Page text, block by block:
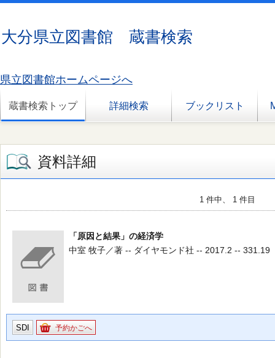
大分県立図書館 蔵書検索
県立図書館ホームページへ
蔵書検索トップ 詳細検索 ブックリスト
資料詳細
1 件中、 1 件目
「原因と結果」の経済学
中室 牧子／著 -- ダイヤモンド社 -- 2017.2 -- 331.19
SDI 予約かごへ